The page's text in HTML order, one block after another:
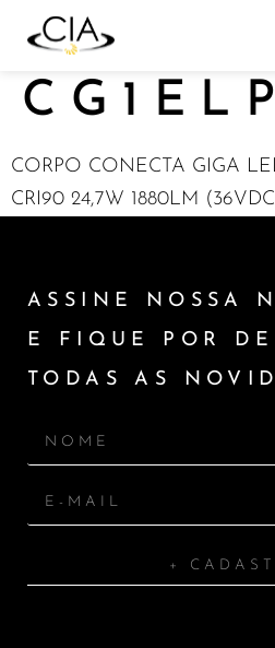
CORPO CONECTA GIGA
CRI90 24,7W 1880LM
ASSINE NOSSA
E FIQUE POR
TODAS AS
+